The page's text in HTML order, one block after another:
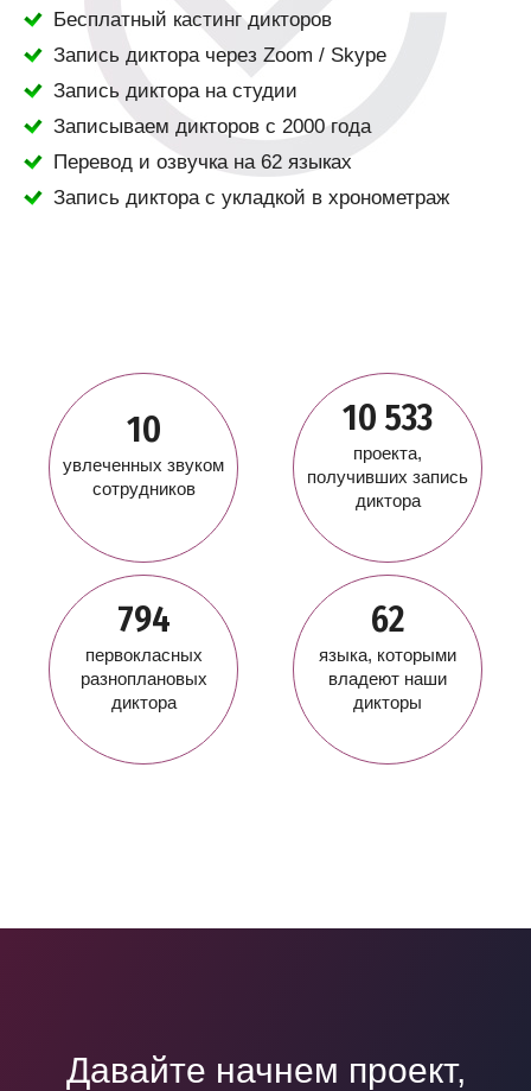
Бесплатный кастинг дикторов
Запись диктора через Zoom / Skype
Запись диктора на студии
Записываем дикторов с 2000 года
Перевод и озвучка на 62 языках
Запись диктора с укладкой в хронометраж
10
увлеченных звуком
сотрудников
10 533
проекта,
получивших запись
диктора
794
первокласных
разноплановых
диктора
62
языка, которыми
владеют наши
дикторы
Давайте начнем проект,